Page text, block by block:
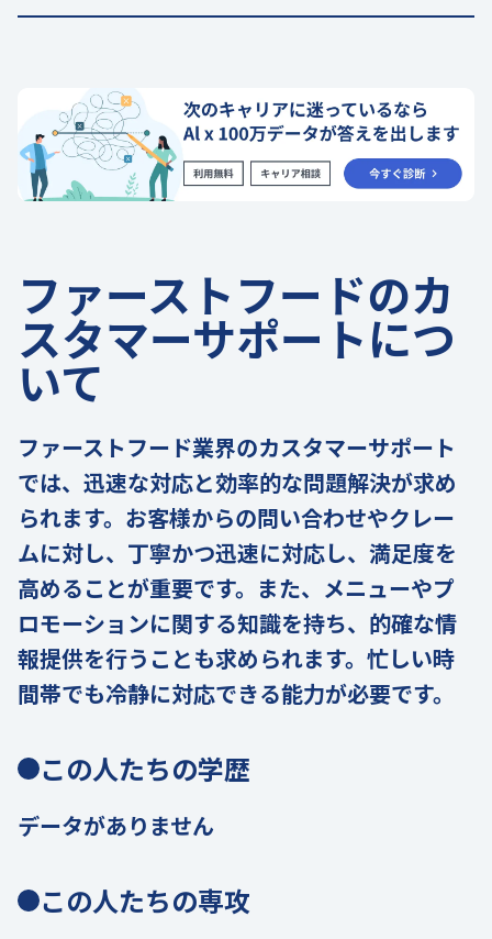
ファーストフードのカ
スタマーサポートにつ
いて
ファーストフード業界のカスタマーサポート
では、迅速な対応と効率的な問題解決が求め
られます。お客様からの問い合わせやクレー
ムに対し、丁寧かつ迅速に対応し、満足度を
高めることが重要です。また、メニューやプ
ロモーションに関する知識を持ち、的確な情
報提供を行うことも求められます。忙しい時
間帯でも冷静に対応できる能力が必要です。
この人たちの学歴
データがありません
この人たちの専攻